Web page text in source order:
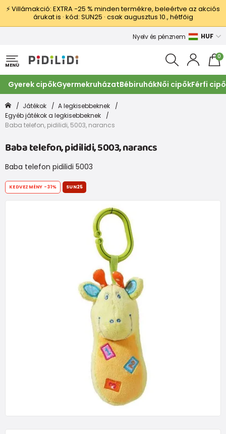
⚡ Villámakció: EXTRA −25 % minden termékre, beleértve az akciós
árukat is · kód: SUN25 · csak augusztus 10., hétfőig
Nyelv és pénznem HUF
MENÜ
0
Gyerek cipőkGyermekruházatBébiruhákNői cipőkFérfi
Játékok
A legkisebbeknek
Egyéb játékok a legkisebbeknek
Baba telefon, pidilidi, 5003, narancs
Baba telefon, pidilidi, 5003, narancs
Baba telefon pidilidi 5003
KEDVEZMÉNY -31% SUN25